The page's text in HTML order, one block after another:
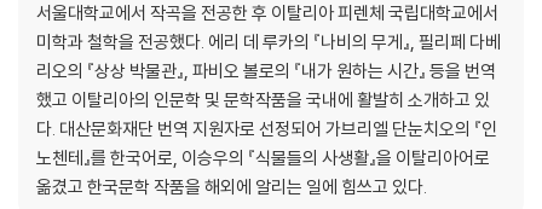
서울대학교에서 작곡을 전공한 후 이탈리아 피렌체 국립대학교에서
미학과 철학을 전공했다. 에리 데 루카의 『나비의 무게』, 필리페 다베
리오의 『상상 박물관』, 파비오 볼로의 『내가 원하는 시간』 등을 번역
했고 이탈리아의 인문학 및 문학작품을 국내에 활발히 소개하고 있
다. 대산문화재단 번역 지원자로 선정되어 가브리엘 단눈치오의 『인
노첸테』를 한국어로, 이승우의 『식물들의 사생활』을 이탈리아어로
옮겼고 한국문학 작품을 해외에 알리는 일에 힘쓰고 있다.